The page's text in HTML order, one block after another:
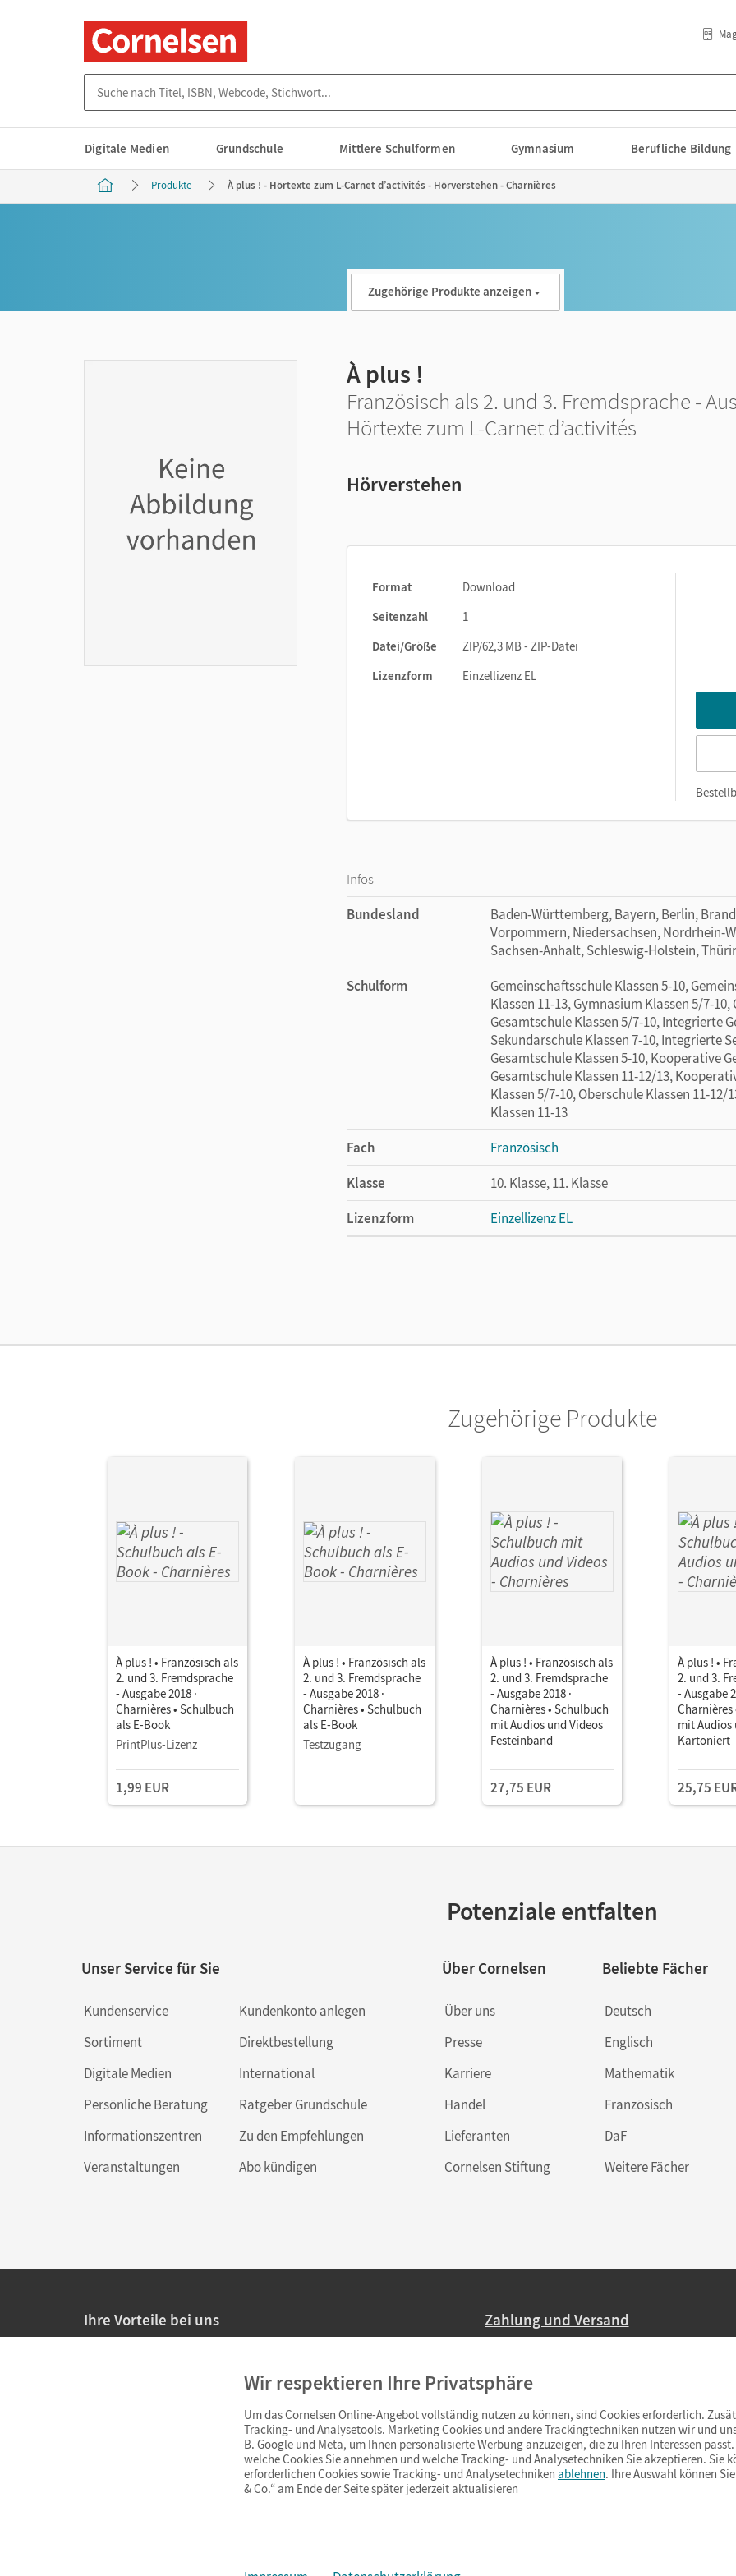
Digitale Medien Grundschule Mittlere Schulformen Gymnasium Berufliche Bildung
Produkte À plus ! - Hörtexte zum L-Carnet d’activités - Hörverstehen - Charnières
Zugehörige Produkte anzeigen
À plus !
Französisch als 2. und 3. Fremdsprache -
Hörtexte zum L-Carnet d’activités
Hörverstehen
Format
Download
Seitenzahl
1
Datei/Größe
ZIP/62,3 MB - ZIP-Datei
Lizenzform
Einzellizenz EL
Infos
Bundesland
Baden-Württemberg, Bayern, Berlin,
Vorpommern, Niedersachsen, Nordrhein-
Sachsen-Anhalt, Schleswig-Holstein,
Schulform
Gemeinschaftsschule Klassen 5-10,
Klassen 11-13, Gymnasium Klassen 5/7-
Gesamtschule Klassen 5/7-10, Integrierte
Sekundarschule Klassen 7-10, Integrierte
Gesamtschule Klassen 5-10, Kooperative
Gesamtschule Klassen 11-12/13,
Klassen 5/7-10, Oberschule Klassen 11-
Klassen 11-13
Fach
Französisch
Klasse
10. Klasse, 11. Klasse
Lizenzform
Einzellizenz EL
Zugehörige Produkte
À plus ! • Französisch als
2. und 3. Fremdsprache
- Ausgabe 2018 ·
Charnières • Schulbuch
als E-Book
PrintPlus-Lizenz
1,99 EUR
À plus ! • Französisch als
2. und 3. Fremdsprache
- Ausgabe 2018 ·
Charnières • Schulbuch
als E-Book
Testzugang
À plus ! • Französisch als
2. und 3. Fremdsprache
- Ausgabe 2018 ·
Charnières • Schulbuch
mit Audios und Videos
Festeinband
27,75 EUR
À plus ! •
2. und 3.
- Ausgabe
Charnières
mit Audios
Kartoniert
25,75
Potenziale entfalten
Unser Service für Sie
Kundenservice
Sortiment
Digitale Medien
Persönliche Beratung
Informationszentren
Veranstaltungen
Kundenkonto anlegen
Direktbestellung
International
Ratgeber Grundschule
Zu den Empfehlungen
Abo kündigen
Über Cornelsen
Über uns
Presse
Karriere
Handel
Lieferanten
Cornelsen Stiftung
Beliebte Fächer
Deutsch
Englisch
Mathematik
Französisch
DaF
Weitere Fächer
Ihre Vorteile bei uns
Persönliche Angebote für Lehrkräfte
Sicheres Einkaufen mit SSL-Verschlüsselung
Widerrufsfristvon 4 Wochen
Schnelle und einfache Retourenabwicklung
Zahlung und Versand
Ab 59,– EUR Bestellwert liefern wir
(Lieferung in 3–6 Tagen).
Wir respektieren Ihre Privatsphäre
Um das Cornelsen Online-Angebot vollständig nutzen zu können, sind Cookies erforderlich.
Tracking- und Analysetools. Marketing Cookies und andere Trackingtechniken nutzen wir und
B. Google und Meta, um Ihnen personalisierte Werbung anzuzeigen, die zu Ihren Interessen
welche Cookies Sie annehmen und welche Tracking- und Analysetechniken Sie akzeptieren. Sie
erforderlichen Cookies sowie Tracking- und Analysetechniken ablehnen. Ihre Auswahl können
& Co.“ am Ende der Seite später jederzeit aktualisieren